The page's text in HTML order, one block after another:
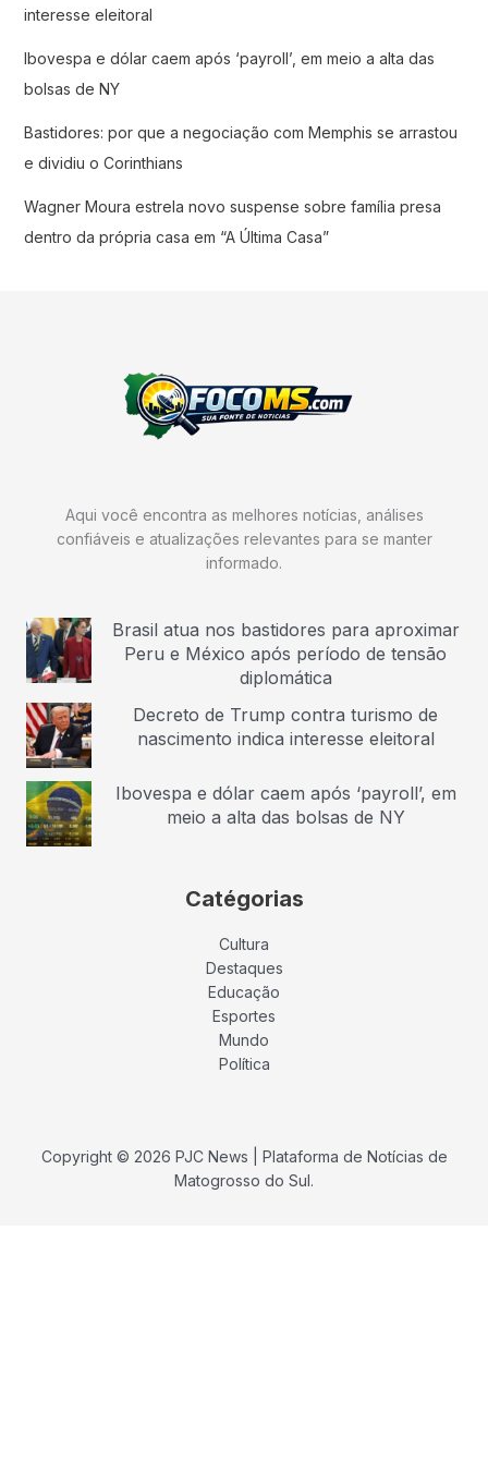
interesse eleitoral
Ibovespa e dólar caem após ‘payroll’, em meio a alta das
bolsas de NY
Bastidores: por que a negociação com Memphis se arrastou
e dividiu o Corinthians
Wagner Moura estrela novo suspense sobre família presa
dentro da própria casa em “A Última Casa”
Aqui você encontra as melhores notícias, análises
confiáveis e atualizações relevantes para se manter
informado.
Brasil atua nos bastidores para aproximar
Peru e México após período de tensão
diplomática
Decreto de Trump contra turismo de
nascimento indica interesse eleitoral
Ibovespa e dólar caem após ‘payroll’, em
meio a alta das bolsas de NY
Catégorias
Cultura
Destaques
Educação
Esportes
Mundo
Política
Copyright © 2026 PJC News | Plataforma de Notícias de
Matogrosso do Sul.